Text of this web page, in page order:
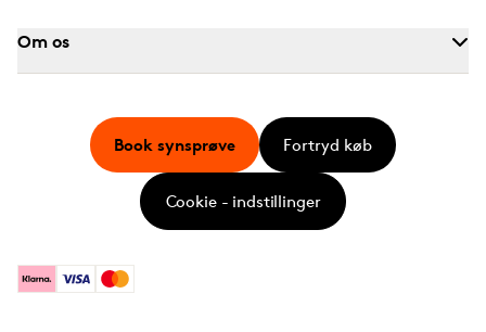
Om os
KlarnaVisa Mastercard
Book synsprøve Fortryd køb
Cookie - indstillinger